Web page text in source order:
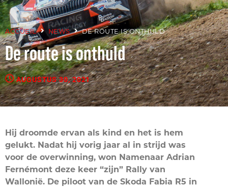
ACCUEIL NEWS DE ROUTE IS ONTHULD
De route is onthuld
AUGUSTUS 30, 2021
Hij droomde ervan als kind en het is hem
gelukt. Nadat hij vorig jaar al in strijd was
voor de overwinning, won Namenaar Adrian
Fernémont deze keer “zijn” Rally van
Wallonië. De piloot van de Skoda Fabia R5 in